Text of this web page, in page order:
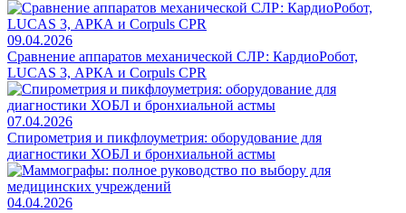
09.04.2026
Сравнение аппаратов механической СЛР: КардиоРобот,
LUCAS 3, АРКА и Corpuls CPR
07.04.2026
Спирометрия и пикфлоуметрия: оборудование для
диагностики ХОБЛ и бронхиальной астмы
04.04.2026